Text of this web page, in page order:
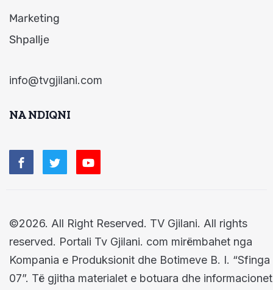
Marketing
Shpallje
info@tvgjilani.com
NA NDIQNI
©2026. All Right Reserved. TV Gjilani. All rights
reserved. Portali Tv Gjilani. com mirëmbahet nga
Kompania e Produksionit dhe Botimeve B. I. “Sfinga
07”. Të gjitha materialet e botuara dhe informacionet